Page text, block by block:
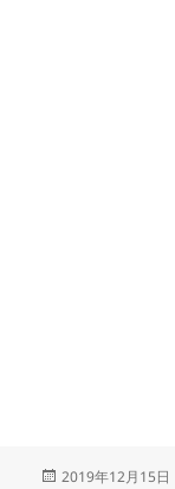
投
2019年12月15日